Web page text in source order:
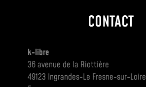
CONTACT
k-libre
36 avenue de la Riottière
49123 Ingrandes-Le Fresne-sur-Loire